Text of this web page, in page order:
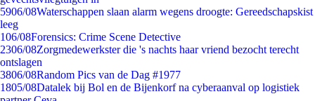
5906/08Waterschappen slaan alarm wegens droogte: Gereedschapskist
leeg
106/08Forensics: Crime Scene Detective
2306/08Zorgmedewerkster die 's nachts haar vriend bezocht terecht
ontslagen
3806/08Random Pics van de Dag #1977
1805/08Datalek bij Bol en de Bijenkorf na cyberaanval op logistiek